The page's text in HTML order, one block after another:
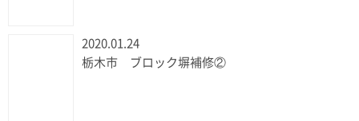
2020.01.24
栃木市 ブロック塀補修②